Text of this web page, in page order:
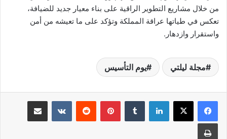
من خلال مشاريع التطوير الراقية على بناء معيار جديد للضيافة،
تعكس في طياتها عراقة المملكة وتؤكد على ما تعيشه من أمن
واستقرار وازدهار.
مجلة ليلتي يوم التأسيس
لينكدإن بينتيريست مشاركة عبر البريد
طباعة